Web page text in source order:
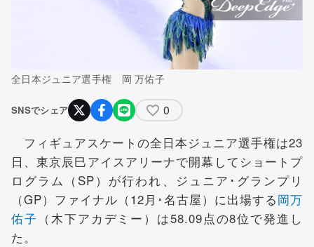
全日本ジュニア選手権 岡 万佑子
SNSでシェア 0
フィギュアスケートの全日本ジュニア選手権は23
日、東京辰巳アイスアリーナで開幕してショートプ
ログラム（SP）が行われ、ジュニア･グランプリ
（GP）ファイナル（12月･名古屋）に出場する岡万
佑子 （木下アカデミー）は58.09点の8位で発進し
た。